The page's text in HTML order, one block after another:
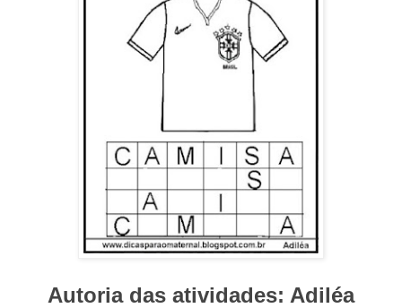
Autoria das atividades: Adiléa